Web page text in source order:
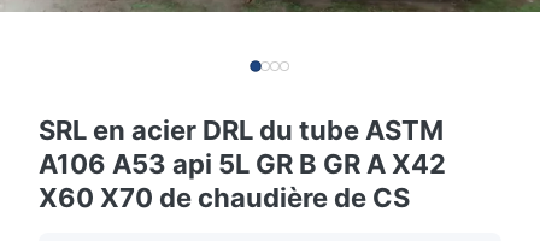
SRL en acier DRL du tube ASTM
A106 A53 api 5L GR B GR A X42
X60 X70 de chaudière de CS